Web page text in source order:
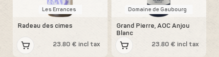
Les Errances
Radeau des cimes
23.80 € incl tax
Domaine de Gaubourg
Grand Pierre, AOC Anjou
Blanc
23.80 € incl tax